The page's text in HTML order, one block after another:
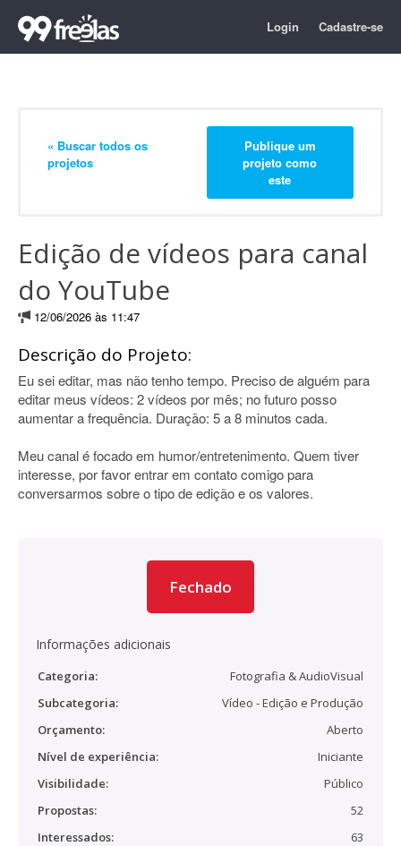
Login Cadastre-se
« Buscar todos os
projetos
Publique um
projeto como
este
Edição de vídeos para canal
do YouTube
12/06/2026 às 11:47
Descrição do Projeto:
Eu sei editar, mas não tenho tempo. Preciso de alguém para
editar meus vídeos: 2 vídeos por mês; no futuro posso
aumentar a frequência. Duração: 5 a 8 minutos cada.
Meu canal é focado em humor/entretenimento. Quem tiver
interesse, por favor entrar em contato comigo para
conversarmos sobre o tipo de edição e os valores.
Fechado
Informações adicionais
Categoria:
Fotografia & AudioVisual
Subcategoria:
Vídeo - Edição e Produção
Orçamento:
Aberto
Nível de experiência:
Iniciante
Visibilidade:
Público
Propostas:
52
Interessados:
63